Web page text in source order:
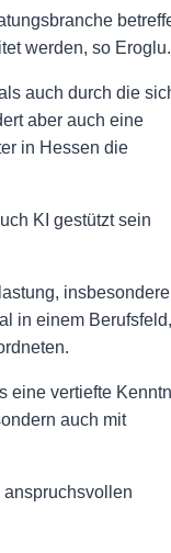
werden, so Eroglu.
auch durch die
aber auch eine
in Hessen die
KI gestützt sein
insbesondere
in einem Berufsfeld,
eine vertiefte
auch mit